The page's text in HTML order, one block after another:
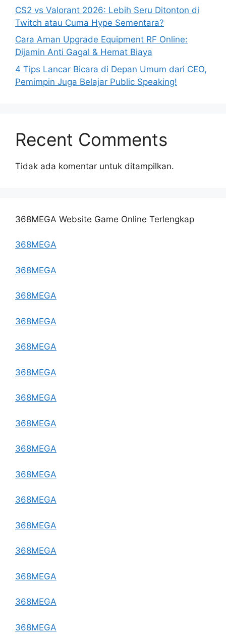
CS2 vs Valorant 2026: Lebih Seru Ditonton di
Twitch atau Cuma Hype Sementara?
Cara Aman Upgrade Equipment RF Online:
Dijamin Anti Gagal & Hemat Biaya
4 Tips Lancar Bicara di Depan Umum dari CEO,
Pemimpin Juga Belajar Public Speaking!
Recent Comments
Tidak ada komentar untuk ditampilkan.
368MEGA Website Game Online Terlengkap
368MEGA
368MEGA
368MEGA
368MEGA
368MEGA
368MEGA
368MEGA
368MEGA
368MEGA
368MEGA
368MEGA
368MEGA
368MEGA
368MEGA
368MEGA
368MEGA